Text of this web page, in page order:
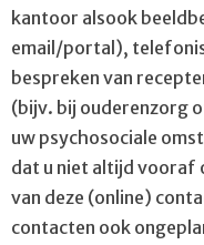
kantoor alsook
email/portal),
bespreken van
(bijv. bij ouderenzorg
uw psychosociale
dat u niet altijd vooraf
van deze (online)
contacten ook